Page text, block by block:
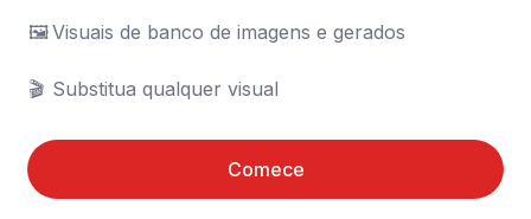
🖼️	Visuais de banco de imagens e gerados
🎬	Substitua qualquer visual
Comece